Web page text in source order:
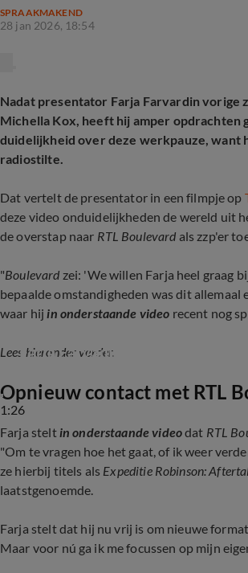
SPRAAKMAKEND
28 jan 2026, 18:54
Nadat presentator Farja Farvardin
Michella Kox, heeft hij amper opdrachten
duidelijkheid over deze werkpauze, want
radiostilte.
Dat vertelt de presentator in een filmpje op
deze video onduidelijkheden de wereld uit
de overstap naar RTL Boulevard als zzp'er
"Boulevard zei: 'We willen Farja heel graag
bepaalde omstandigheden was dit allemaal
waar hij in onderstaande video recent nog
Lees hieronder verder.
1:26
Farja Farvadin over ruzie met
Opnieuw contact met RTL
Farja stelt in onderstaande videodat RTL
"Om te vragen hoe het gaat, of ik weer
ze hierbij titels als Expeditie Robinson:
laatstgenoemde.
Farja stelt dat hij nu vrij is om nieuwe
Maar voor nú ga ik me focussen op mijn